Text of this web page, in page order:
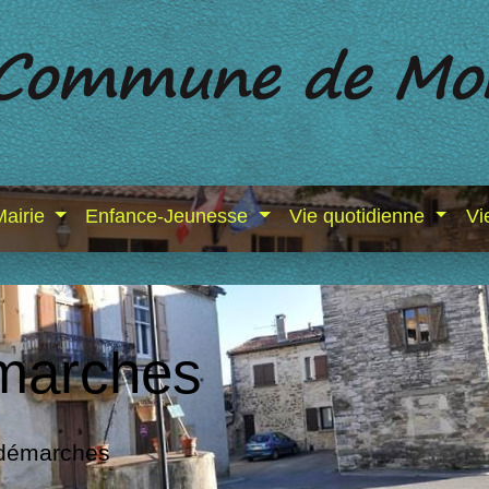
Enfance-Jeunesse Vie quotidienne